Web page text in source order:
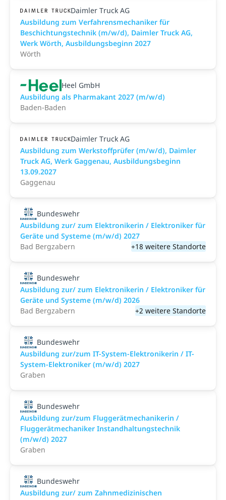
Daimler Truck AG
Ausbildung zum Verfahrensmechaniker für
Beschichtungstechnik (m/w/d), Daimler Truck AG,
Werk Wörth, Ausbildungsbeginn 2027
Wörth
Heel GmbH
Ausbildung als Pharmakant 2027 (m/w/d)
Baden-Baden
Daimler Truck AG
Ausbildung zum Werkstoffprüfer (m/w/d), Daimler
Truck AG, Werk Gaggenau, Ausbildungsbeginn
13.09.2027
Gaggenau
Bundeswehr
Ausbildung zur/ zum Elektronikerin / Elektroniker für
Geräte und Systeme (m/w/d) 2027
Bad Bergzabern
+18 weitere Standorte
Bundeswehr
Ausbildung zur/ zum Elektronikerin / Elektroniker für
Geräte und Systeme (m/w/d) 2026
Bad Bergzabern
+2 weitere Standorte
Bundeswehr
Ausbildung zur/zum IT-System-Elektronikerin / IT-
System-Elektroniker (m/w/d) 2027
Graben
Bundeswehr
Ausbildung zur/zum Fluggerätmechanikerin /
Fluggerätmechaniker Instandhaltungstechnik
(m/w/d) 2027
Graben
Bundeswehr
Ausbildung zur/ zum Zahnmedizinischen